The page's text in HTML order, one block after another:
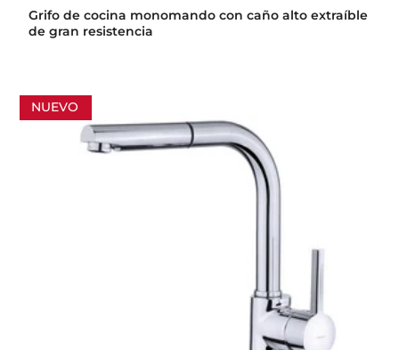
Grifo de cocina monomando con caño alto extraíble
de gran resistencia
NUEVO